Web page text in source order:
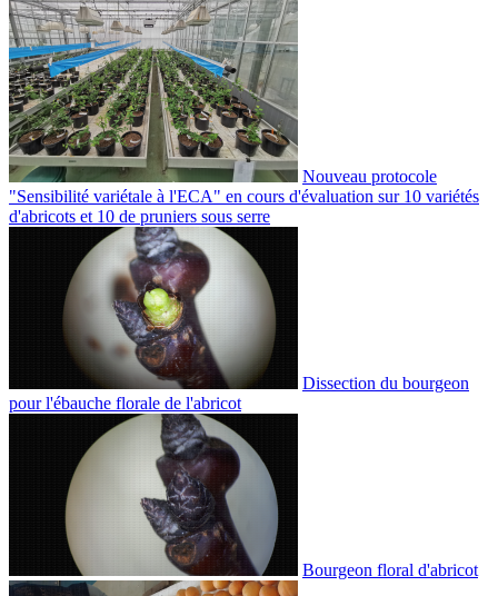
Nouveau protocole
"Sensibilité variétale à l'ECA" en cours d'évaluation sur 10 variétés
d'abricots et 10 de pruniers sous serre
Dissection du bourgeon
pour l'ébauche florale de l'abricot
Bourgeon floral d'abricot